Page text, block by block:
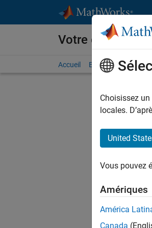
Votre carrière
Accueil Explorer nos
Choisissez
locales.
United
Vous pouvez
Amériques
América
Canada